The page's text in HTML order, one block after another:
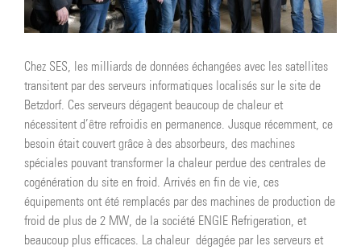
Chez SES, les milliards de données échangées avec les satellites
transitent par des serveurs informatiques localisés sur le site de
Betzdorf. Ces serveurs dégagent beaucoup de chaleur et
nécessitent d’être refroidis en permanence. Jusque récemment, ce
besoin était couvert grâce à des absorbeurs, des machines
spéciales pouvant transformer la chaleur perdue des centrales de
cogénération du site en froid. Arrivés en fin de vie, ces
équipements ont été remplacés par des machines de production de
froid de plus de 2 MW, de la société ENGIE Refrigeration, et
beaucoup plus efficaces. La chaleur dégagée par les serveurs et